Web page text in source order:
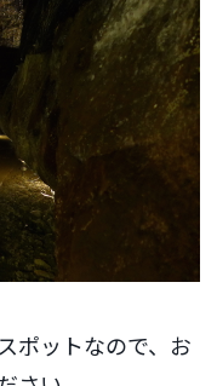
ポットなので、お